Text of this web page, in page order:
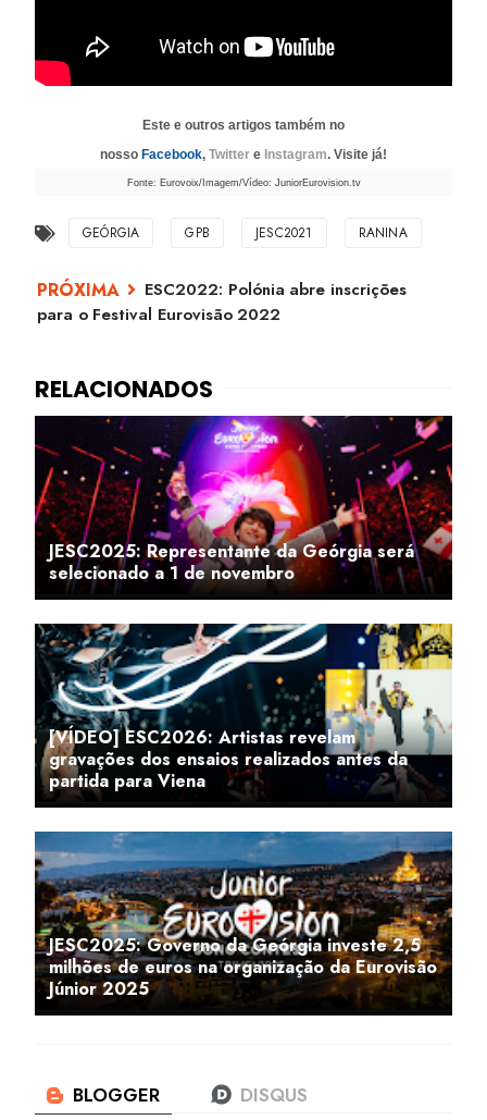
Este e outros artigos também no
nosso Facebook, Twitter e Instagram. Visite já!
Fonte: Eurovoix/Imagem/Vídeo: JuniorEurovision.tv
GEÓRGIA GPB JESC2021 RANINA
ESC2022: Polónia abre inscrições
para o Festival Eurovisão 2022
JESC2025: Representante da Geórgia será
selecionado a 1 de novembro
[VÍDEO] ESC2026: Artistas revelam
gravações dos ensaios realizados antes da
partida para Viena
JESC2025: Governo da Geórgia investe 2,5
milhões de euros na organização da Eurovisão
Júnior 2025